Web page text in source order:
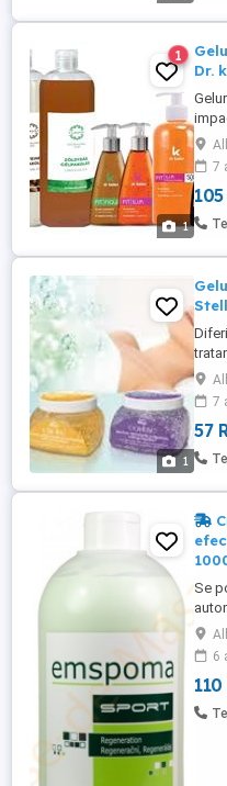
1
1
Dr.
cu
7
105
1
7
57
Se
si
6
110